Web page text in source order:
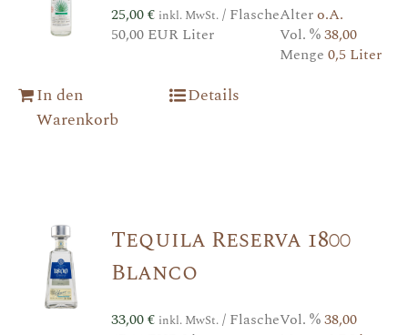
25,00€ inkl. MwSt./ Flasche
50,00 EUR Liter
Altero.A.
Vol. %38,00
Menge 0,5 Liter
In den
Warenkorb
Details
Tequila Reserva 1800
Blanco
33,00€ inkl. MwSt./ FlascheVol. %38,00